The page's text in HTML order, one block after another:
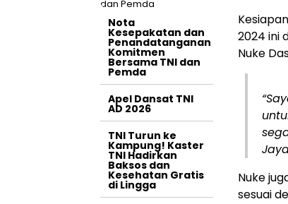
2024 ini
Nuke
Nuke
sesuai
Nota
Kesepakatan dan
Penandatanganan
Komitmen
Bersama TNI dan
Pemda
Apel Dansat TNI
AD 2026
TNI Turun ke
Kampung! Kaster
TNI Hadirkan
Baksos dan
Kesehatan Gratis
di Lingga